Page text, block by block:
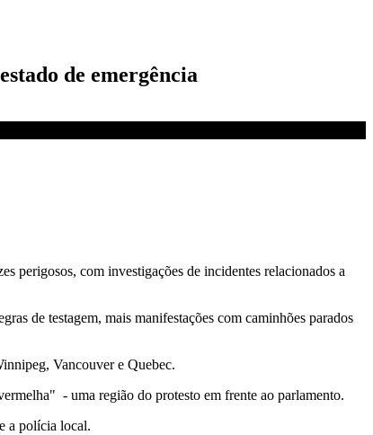
de emergência
perigosos, com investigações de incidentes relacionados a
de testagem, mais manifestações com caminhões parados
Vancouver e Quebec.
- uma região do protesto em frente ao parlamento.
a polícia local.